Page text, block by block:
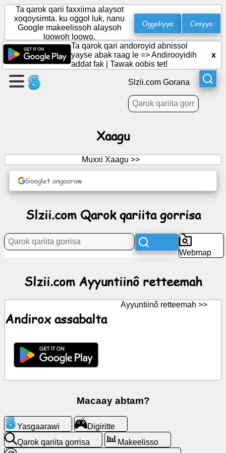
Gali
Hadala
Butta
Bicis
Sabhalaala
retteemah
Xaagu
muucitte
WalalGPT
angaarawitte
Qarok
qariita
gorrisa
Ta qarok qarii faxxiima alaysot
xoqoysimta. ku oggol luk, nanu
Google makeelissoh alaysoh
loowoh loowo.
Oggoliyya Ciniyya
Ta qarok qari andoroyid abnissol
yayse abak raag le =>Andirooyidih
addat fak
Tawak oobis tet!
x
Slzii.com Gorana
Xaagu
Muxxi Xaagu >>
Googlet ongoorow
Slzii.com Qarok qariita gorrisa
Webmap
Slzii.com Ayyuntiinô retteemah
Andirox assabalta
Ayyuntiinô retteemah >>
Macaay abtam?
Yasgaarawi
Digiritte
Qarok qariita gorrisa
Makeelisso